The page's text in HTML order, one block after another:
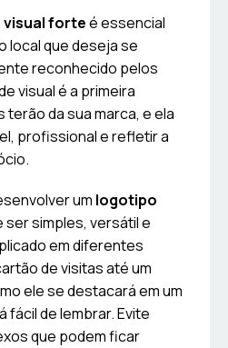
visual forteé essencial
local que deseja se
reconhecido pelos
visual é a primeira
da sua marca, e ela
profissional e refletir a
um logotipo
ser simples, versátil e
em diferentes
de visitas até um
ele se destacará em um
fácil de lembrar. Evite
que podem ficar